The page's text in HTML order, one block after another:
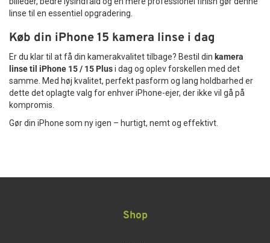
linse til en essentiel opgradering.
Køb din iPhone 15 kamera linse i dag
Er du klar til at få din kamerakvalitet tilbage? Bestil din kamera
linse til iPhone 15 / 15 Plusi dag og oplev forskellen med det
samme. Med høj kvalitet, perfekt pasform og lang holdbarhed er
dette det oplagte valg for enhver iPhone-ejer, der ikke vil gå på
kompromis.
Gør din iPhone som ny igen – hurtigt, nemt og effektivt.
Shop